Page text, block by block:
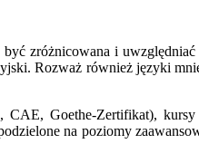
zróżnicowana i
Rozważ również języki
Goethe-Zertifikat), kursy
na poziomy